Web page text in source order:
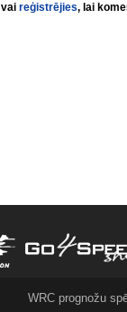
vaireģistrējies, lai
WRC prognožu